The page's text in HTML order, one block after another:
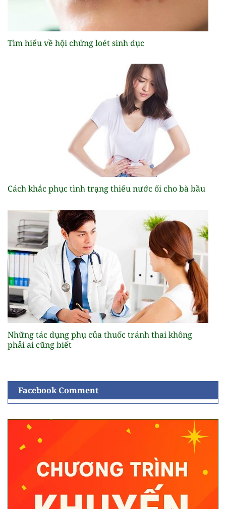
Tìm hiểu về hội chứng loét sinh dục
Cách khắc phục tình trạng thiếu nước ối cho bà bầu
Những tác dụng phụ của thuốc tránh thai không
phải ai cũng biết
Facebook Comment